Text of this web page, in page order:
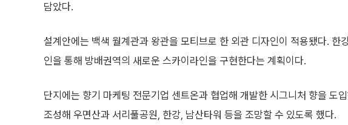
담았다.
설계안에는 백색 월계관과 왕관을 모티브로 한 외관 디자인이 적용됐다. 한
인을 통해 방배권역의 새로운 스카이라인을 구현한다는 계획이다.
단지에는 향기 마케팅 전문기업 센트온과 협업해 개발한 시그니처 향을 도
조성해 우면산과 서리풀공원, 한강, 남산타워 등을 조망할 수 있도록 했다.